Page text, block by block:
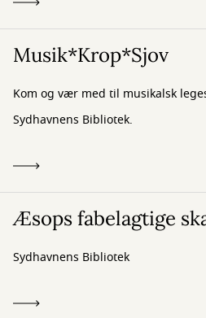
Musik*Krop*Sjov
Kom og vær med til musikalsk
Sydhavnens Bibliotek.
Æsops fabelagtige
Sydhavnens Bibliotek